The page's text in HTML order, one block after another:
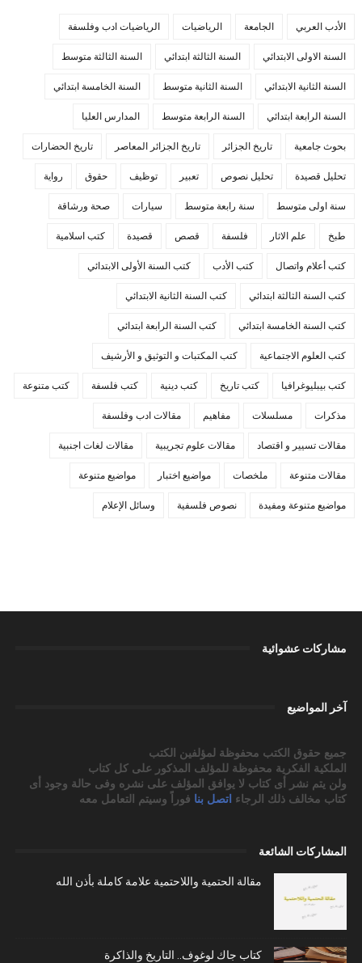
الأدب العربي الجامعة الرياضيات الرياضيات ادب وفلسفة
السنة الاولى الابتدائي السنة الثالثة ابتدائي السنة الثالثة متوسط
السنة الثانية الابتدائي السنة الثانية متوسط السنة الخامسة ابتدائي
السنة الرابعة ابتدائي السنة الرابعة متوسط المدارس العليا
بحوث جامعية تاريخ الجزائر تاريخ الجزائر المعاصر تاريخ الحضارات
تحليل قصيدة تحليل نصوص تعبير توظيف حقوق رواية
سنة اولى متوسط سنة رابعة متوسط سيارات صحة ورشاقة
طبخ علم الاثار فلسفة قصص قصيدة كتب اسلامية
كتب أعلام واتصال كتب الأدب كتب السنة الأولى الابتدائي
كتب السنة الثالثة ابتدائي كتب السنة الثانية الابتدائي
كتب السنة الخامسة ابتدائي كتب السنة الرابعة ابتدائي
كتب العلوم الاجتماعية كتب المكتبات و التوثيق و الأرشيف
كتب بيبليوغرافيا كتب تاريخ كتب دينية كتب فلسفة كتب متنوعة
مذكرات مسلسلات مفاهيم مقالات ادب وفلسفة
مقالات تسيير و اقتصاد مقالات علوم تجريبية مقالات لغات اجنبية
مقالات متنوعة ملخصات مواضيع اختبار مواضيع متنوعة
مواضيع متنوعة ومفيدة نصوص فلسفية وسائل الإعلام
مشاركات عشوائية
آخر المواضيع
جميع حقوق الكتب محفوظة لمؤلفين الكتب
الملكية الفكرية محفوظة للمؤلف المذكور على كل كتاب
ولن يتم نشر أى كتاب لا يوافق المؤلف على نشره وفى حالة وجود أى
كتاب مخالف ذلك الرجاء اتصل بنا فوراً وسيتم التعامل معه
المشاركات الشائعة
مقالة الحتمية واللاحتمية علامة كاملة بأذن الله
كتاب جاك لوغوف.. التاريخ والذاكرة